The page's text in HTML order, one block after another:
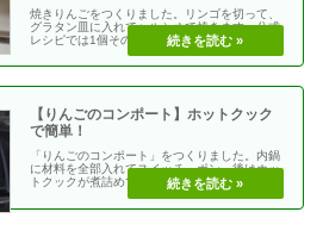
焼きりんごをつくりました。リンゴを切って、
グラタン皿に入れてヘルシオで焼きます。公式
レシピでは1個そのまま焼いていますが、皮を
はいで半分にし・・
【りんごのコンポート】ホットクック
で簡単！
「りんごのコンポート」をつくりました。内鍋
に材料を全部入れてスイッチ ポン。後はホッ
トクックが煮詰めてくれます。簡単にできて美
味しさいっぱい・・